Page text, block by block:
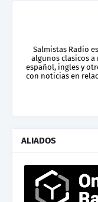
Salmistas Radio
algunos clasicos
español, ingles y
con noticias en
ALIADOS